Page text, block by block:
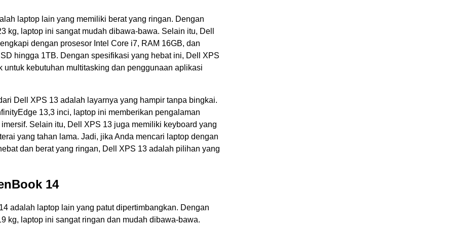
laptop lain yang memiliki berat yang ringan. Dengan
kg, laptop ini sangat mudah dibawa-bawa. Selain itu, Dell
dengan prosesor Intel Core i7, RAM 16GB, dan
hingga 1TB. Dengan spesifikasi yang hebat ini, Dell XPS
untuk kebutuhan multitasking dan penggunaan aplikasi
Dell XPS 13 adalah layarnya yang hampir tanpa bingkai.
13,3 inci, laptop ini memberikan pengalaman
Selain itu, Dell XPS 13 juga memiliki keyboard yang
yang tahan lama. Jadi, jika Anda mencari laptop dengan
dan berat yang ringan, Dell XPS 13 adalah pilihan yang
14
adalah laptop lain yang patut dipertimbangkan. Dengan
kg, laptop ini sangat ringan dan mudah dibawa-bawa.